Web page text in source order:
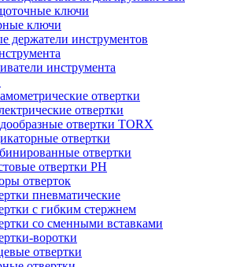
ключи
ключи
держатели инструментов
инструмента
отвертки
отвертки
отвертки TORX
отвертки
отвертки
отвертки PH
отверток
пневматические
с гибким стержнем
со сменными вставками
воротки
отвертки